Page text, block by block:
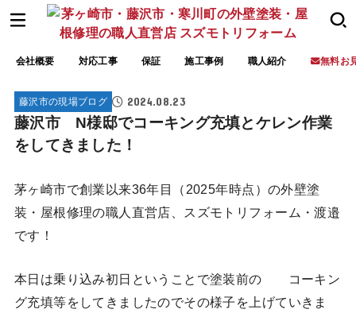
会社概要 対応工事 保証 施工事例 職人紹介 無料お
藤沢市の現場ブログ 2024.08.23
藤沢市 N様邸でコーキング充填とケレン作業
をしてきました！
茅ヶ崎市で創業以来36年目（2025年時点）の外壁塗
装・屋根修理の職人直営店、スズモトリフォーム・渡邉
です！
本日は乗り込み初日ということで塗装前の コーキン
グ充填等をしてきましたのでその様子を上げていきま